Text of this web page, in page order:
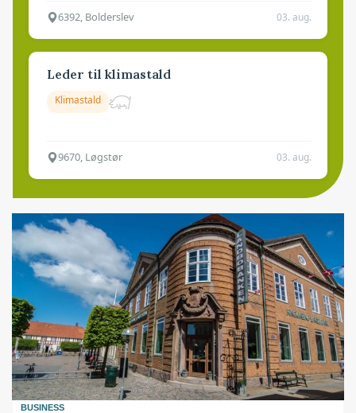
6392, Bolderslev 03. aug.
Leder til klimastald
Klimastald
9670, Løgstør 03. aug.
BUSINESS